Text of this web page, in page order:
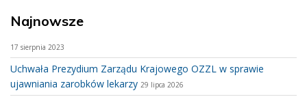
Najnowsze
17 sierpnia 2023
Uchwała Prezydium Zarządu Krajowego OZZL w sprawie
ujawniania zarobków lekarzy 29 lipca 2026